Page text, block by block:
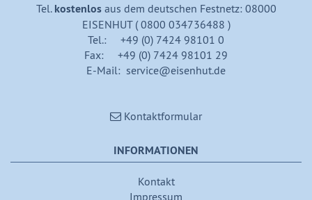
Tel. kostenlosaus dem deutschen Festnetz: 08000
EISENHUT ( 0800 034736488 )
Tel.: +49 (0) 7424 98101 0
Fax: +49 (0) 7424 98101 29
E-Mail: service@eisenhut.de
Kontaktformular
INFORMATIONEN
Kontakt
Impressum